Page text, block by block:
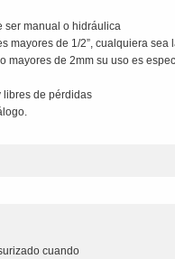
ser manual o hidráulica
mayores de 1/2”, cualquiera sea
mayores de 2mm su uso es
libres de pérdidas
cuando